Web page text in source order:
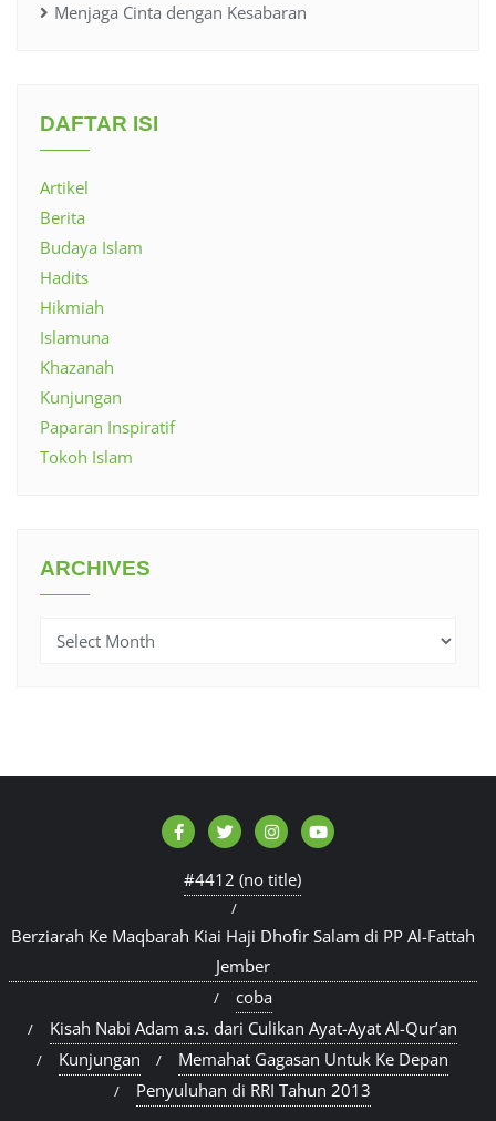
Menjaga Cinta dengan Kesabaran
DAFTAR ISI
Artikel
Berita
Budaya Islam
Hadits
Hikmiah
Islamuna
Khazanah
Kunjungan
Paparan Inspiratif
Tokoh Islam
ARCHIVES
Archives
#4412 (no title)
Berziarah Ke Maqbarah Kiai Haji Dhofir Salam di PP Al-Fattah
Jember
coba
Kisah Nabi Adam a.s. dari Culikan Ayat-Ayat Al-Qur’an
Kunjungan
Memahat Gagasan Untuk Ke Depan
Penyuluhan di RRI Tahun 2013